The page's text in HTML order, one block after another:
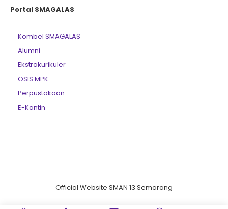
Portal SMAGALAS
Kombel SMAGALAS
Alumni
Ekstrakurikuler
OSIS MPK
Perpustakaan
E-Kantin
Official Website SMAN 13 Semarang